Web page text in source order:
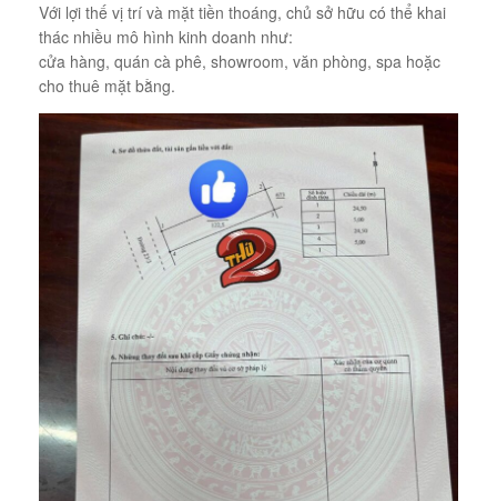
Với lợi thế vị trí và mặt tiền thoáng, chủ sở hữu có thể khai
thác nhiều mô hình kinh doanh như:
cửa hàng, quán cà phê, showroom, văn phòng, spa hoặc
cho thuê mặt bằng.